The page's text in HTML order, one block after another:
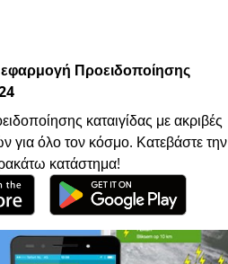
Προειδοποίησης
καταιγίδας με ακριβές
για όλο τον κόσμο. Κατεβάστε την
κατάστημα!